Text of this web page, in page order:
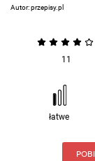
Autor:przepisy.pl
11
łatwe